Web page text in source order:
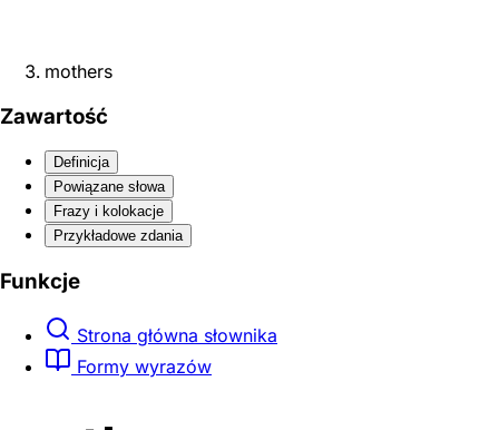
mothers
Zawartość
Definicja
Powiązane słowa
Frazy i kolokacje
Przykładowe zdania
Funkcje
Strona główna słownika
Formy wyrazów